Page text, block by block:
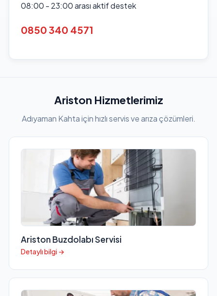
08:00 - 23:00 arası aktif destek
0850 340 4571
Ariston Hizmetlerimiz
Adıyaman Kahta için hızlı servis ve arıza çözümleri.
Ariston Buzdolabı Servisi
Detaylı bilgi →